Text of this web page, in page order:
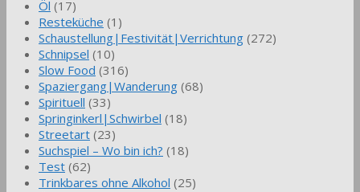
Öl (17)
Resteküche (1)
Schaustellung|Festivität|Verrichtung (272)
Schnipsel (10)
Slow Food (316)
Spaziergang|Wanderung (68)
Spirituell (33)
Springinkerl|Schwirbel (18)
Streetart (23)
Suchspiel – Wo bin ich? (18)
Test (62)
Trinkbares ohne Alkohol (25)